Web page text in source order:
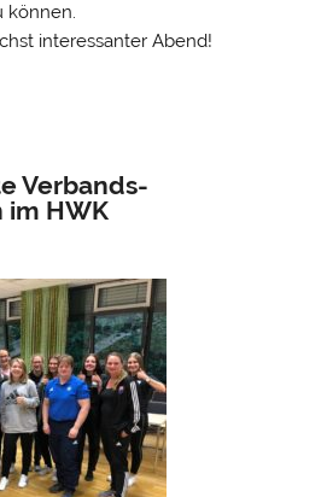
können.
interessanter Abend!
Verbands-
im HWK